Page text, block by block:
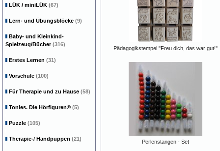
Pädagogikstempel "Freu dich, das war gut!"
Perlenstangen - Set
LÜK / miniLÜK (67)
Lern- und Übungsblöcke (9)
Baby- und Kleinkind-
Spielzeug/Bücher(316)
Erstes Lernen (31)
Vorschule (100)
Für Therapie und zu Hause (58)
Tonies. Die Hörfiguren® (5)
Puzzle (105)
Therapie-/ Handpuppen (21)